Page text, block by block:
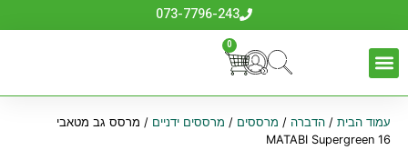
073-7796-243
0
עמוד הבית/ הדברה / מרססים / מרססים ידניים / מרסס גב מטאבי
MATABI Supergreen 16